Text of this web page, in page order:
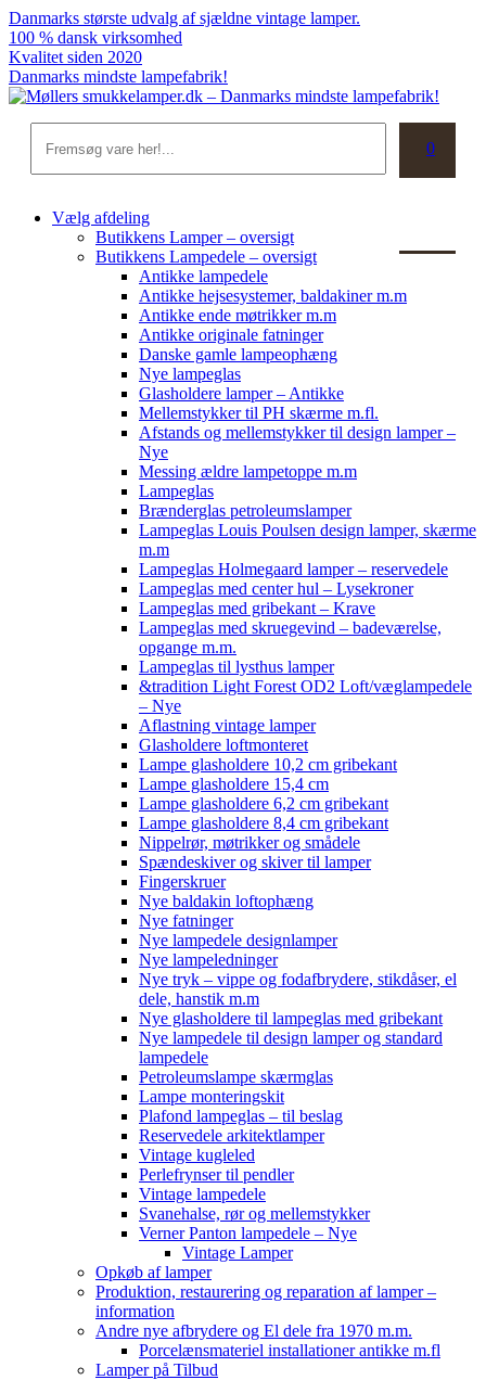
Skip
to
content
Danmarks største udvalg af sjældne vintage lamper.
100 % dansk virksomhed
Kvalitet siden 2020
Danmarks mindste lampefabrik!
0
Vælg afdeling
Butikkens Lamper – oversigt
Butikkens Lampedele – oversigt
Antikke lampedele
Antikke hejsesystemer, baldakiner m.m
Antikke ende møtrikker m.m
Antikke originale fatninger
Danske gamle lampeophæng
Nye lampeglas
Glasholdere lamper – Antikke
Mellemstykker til PH skærme m.fl.
Afstands og mellemstykker til design lamper –
Nye
Messing ældre lampetoppe m.m
Lampeglas
Brænderglas petroleumslamper
Lampeglas Louis Poulsen design lamper, skærme
m.m
Lampeglas Holmegaard lamper – reservedele
Lampeglas med center hul – Lysekroner
Lampeglas med gribekant – Krave
Lampeglas med skruegevind – badeværelse,
opgange m.m.
Lampeglas til lysthus lamper
&tradition Light Forest OD2 Loft/væglampedele
– Nye
Aflastning vintage lamper
Glasholdere loftmonteret
Lampe glasholdere 10,2 cm gribekant
Lampe glasholdere 15,4 cm
Lampe glasholdere 6,2 cm gribekant
Lampe glasholdere 8,4 cm gribekant
Nippelrør, møtrikker og smådele
Spændeskiver og skiver til lamper
Fingerskruer
Nye baldakin loftophæng
Nye fatninger
Nye lampedele designlamper
Nye lampeledninger
Nye tryk – vippe og fodafbrydere, stikdåser, el
dele, hanstik m.m
Nye glasholdere til lampeglas med gribekant
Nye lampedele til design lamper og standard
lampedele
Petroleumslampe skærmglas
Lampe monteringskit
Plafond lampeglas – til beslag
Reservedele arkitektlamper
Vintage kugleled
Perlefrynser til pendler
Vintage lampedele
Svanehalse, rør og mellemstykker
Verner Panton lampedele – Nye
Vintage Lamper
Opkøb af lamper
Produktion, restaurering og reparation af lamper –
information
Andre nye afbrydere og El dele fra 1970 m.m.
Porcelænsmateriel installationer antikke m.fl
Lamper på Tilbud